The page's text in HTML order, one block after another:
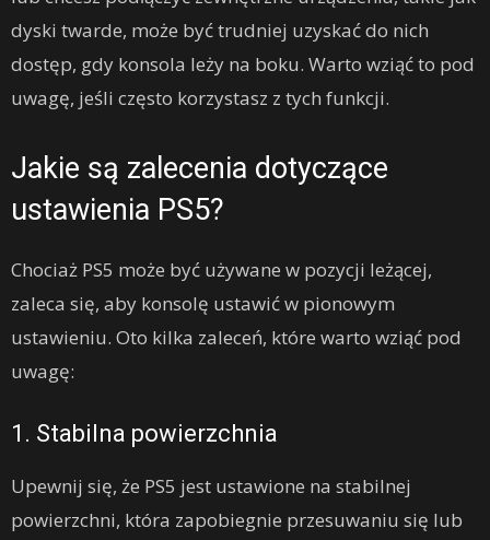
dyski twarde, może być trudniej uzyskać do nich
dostęp, gdy konsola leży na boku. Warto wziąć to pod
uwagę, jeśli często korzystasz z tych funkcji.
Jakie są zalecenia dotyczące
ustawienia PS5?
Chociaż PS5 może być używane w pozycji leżącej,
zaleca się, aby konsolę ustawić w pionowym
ustawieniu. Oto kilka zaleceń, które warto wziąć pod
uwagę:
1. Stabilna powierzchnia
Upewnij się, że PS5 jest ustawione na stabilnej
powierzchni, która zapobiegnie przesuwaniu się lub